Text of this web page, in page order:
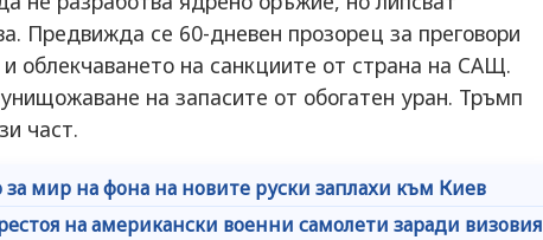
Предвижда се 60-дневен прозорец за преговори
облекчаването на санкциите от страна на САЩ.
на запасите от обогатен уран. Тръмп
част.
мир на фона на новите руски заплахи към Киев
на американски военни самолети заради визовия